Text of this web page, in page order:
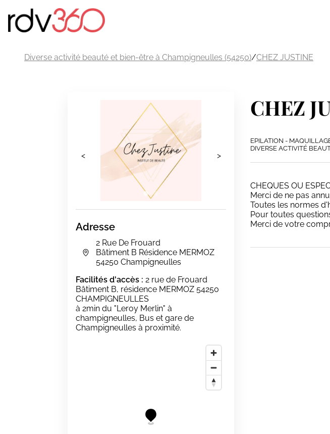
Diverse activité beauté et bien-être à Champigneulles (54250)/CHEZ JUSTINE
< >
Adresse
2 Rue De Frouard
Bâtiment B Résidence MERMOZ
54250 Champigneulles
Facilités d'accès :2 rue de Frouard
Bâtiment B, résidence MERMOZ 54250
CHAMPIGNEULLES
à 2min du "Leroy Merlin" à
champigneulles, Bus et gare de
Champigneulles à proximité.
CHEZ
EPILATION -
DIVERSE ACTIVITÉ
CHEQUES OU
Merci de ne pas
Toutes les normes
Pour toutes
Merci de votre